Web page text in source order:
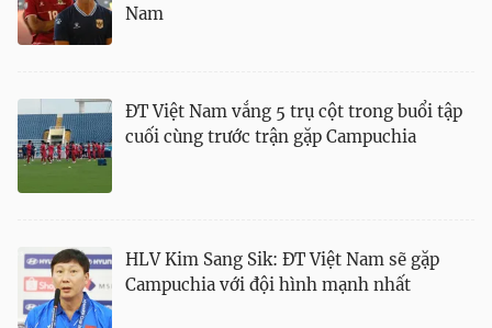
Nam
ĐT Việt Nam vắng 5 trụ cột trong buổi tập
cuối cùng trước trận gặp Campuchia
HLV Kim Sang Sik: ĐT Việt Nam sẽ gặp
Campuchia với đội hình mạnh nhất